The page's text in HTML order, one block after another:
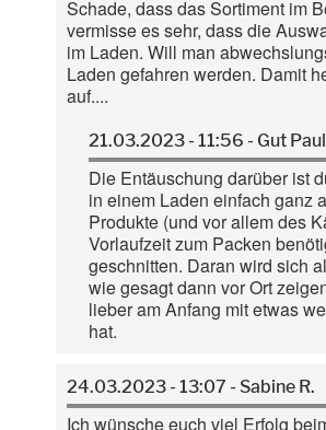
Schade, dass das Sortiment im
vermisse es sehr, dass die
im Laden. Will man
Laden gefahren werden. Damit
auf....
21.03.2023 - 11:56 - Gut
Die Entäuschung darüber ist
in einem Laden einfach ganz
Produkte (und vor allem des
Vorlaufzeit zum Packen
geschnitten. Daran wird sich
wie gesagt dann vor Ort
lieber am Anfang mit etwas
hat.
24.03.2023 - 13:07 - Sabine R.
Ich wünsche euch viel Erfolg